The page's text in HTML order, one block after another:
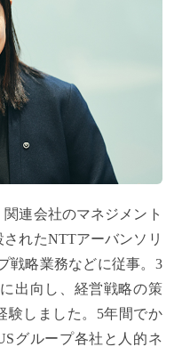
連会社のマネジメント
れたNTTアーバンソリ
戦略業務などに従事。3
出向し、経営戦略の策
験しました。5年間でか
グループ各社と人的ネ